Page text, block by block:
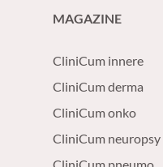
MAGAZINE
CliniCum innere
CliniCum derma
CliniCum onko
CliniCum neuropsy